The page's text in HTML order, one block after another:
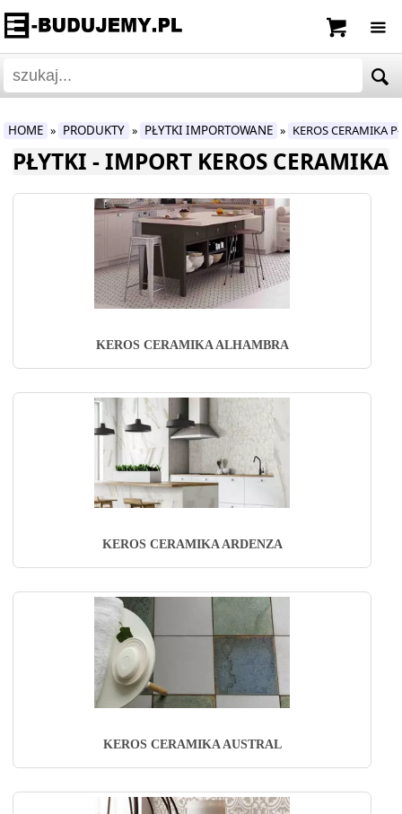
HOME » PRODUKTY » PŁYTKI IMPORTOWANE » KEROS CERAMIKA
PŁYTKI - IMPORT KEROS CERAMIKA
KEROS CERAMIKA ALHAMBRA
KEROS CERAMIKA ARDENZA
KEROS CERAMIKA AUSTRAL